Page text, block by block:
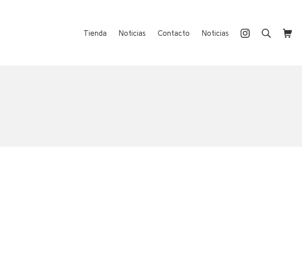
Tienda Noticias Contacto Noticias InstagramBuscar